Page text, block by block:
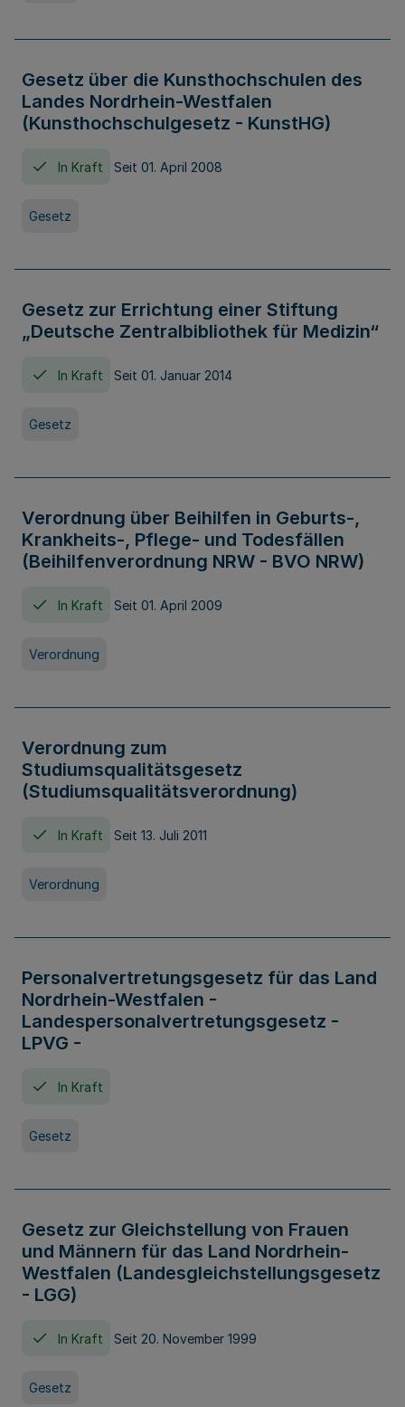
Gesetz über die Kunsthochschulen des
Landes Nordrhein-Westfalen
(Kunsthochschulgesetz - KunstHG)
In Kraft Seit 01. April 2008
Gesetz
Gesetz zur Errichtung einer Stiftung
„Deutsche Zentralbibliothek für Medizin“
In Kraft Seit 01. Januar 2014
Gesetz
Verordnung über Beihilfen in Geburts-,
Krankheits-, Pflege- und Todesfällen
(Beihilfenverordnung NRW - BVO NRW)
In Kraft Seit 01. April 2009
Verordnung
Verordnung zum
Studiumsqualitätsgesetz
(Studiumsqualitätsverordnung)
In Kraft Seit 13. Juli 2011
Verordnung
Personalvertretungsgesetz für das Land
Nordrhein-Westfalen -
Landespersonalvertretungsgesetz -
LPVG -
In Kraft
Gesetz
Gesetz zur Gleichstellung von Frauen
und Männern für das Land Nordrhein-
Westfalen (Landesgleichstellungsgesetz
- LGG)
In Kraft Seit 20. November 1999
Gesetz